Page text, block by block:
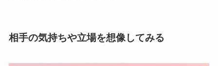
相手の気持ちや立場を想像してみる